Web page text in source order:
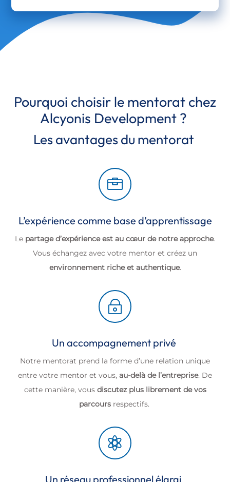
Pourquoi choisir le mentorat chez
Alcyonis Development ?
Les avantages du mentorat

L’expérience comme base d’apprentissage
Le partage d’expérience est au cœur de notre approche.
Vous échangez avec votre mentor et créez un
environnement riche et authentique.
~
Un accompagnement privé
Notre mentorat prend la forme d’une relation unique
entre votre mentor et vous, au-delà de l’entreprise. De
cette manière, vous discutez plus librement de vos
parcoursrespectifs.

Un réseau professionnel élargi